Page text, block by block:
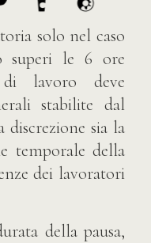
solo nel caso
superi le 6 ore
lavoro deve
stabilite dal
discrezione sia la
temporale della
dei lavoratori
della pausa,